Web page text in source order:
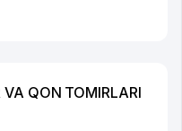
QON TOMIRLARI